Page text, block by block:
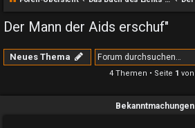
Der Mann der Aids erschuf"
Neues Thema
4 Themen • Seite 1 von
Bekanntmachungen